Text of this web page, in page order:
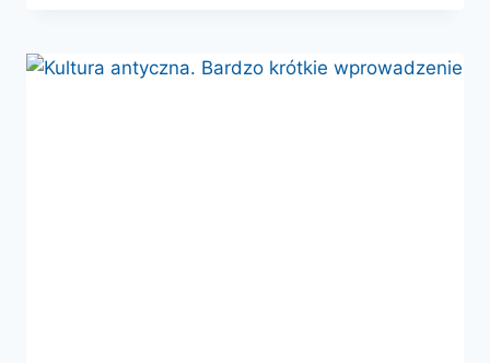
HISTORIA
BEZ